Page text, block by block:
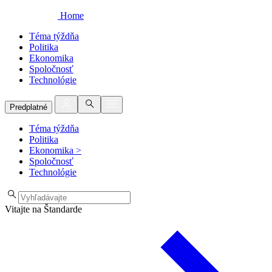
Home
Téma týždňa
Politika
Ekonomika
Spoločnosť
Technológie
Predplatné
Téma týždňa
Politika
Ekonomika >
Spoločnosť
Technológie
Vitajte na Štandarde